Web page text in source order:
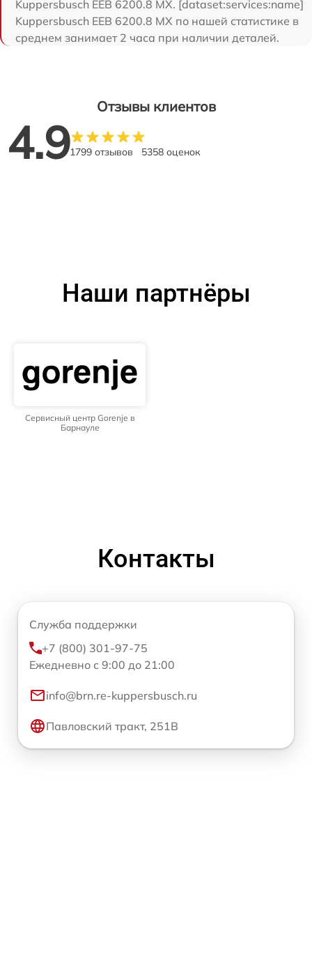
Kuppersbusch EEB 6200.8 MX. [dataset:services:name]
Kuppersbusch EEB 6200.8 MX по нашей статистике в
среднем занимает 2 часа при наличии деталей.
Отзывы клиентов
4.91799 отзывов 5358 оценок
Наши партнёры
Сервисный центр Gorenje в
Барнауле
Контакты
Служба поддержки
+7 (800) 301-97-75
Ежедневно с 9:00 до 21:00
info@brn.re-kuppersbusch.ru
Павловский тракт, 251В